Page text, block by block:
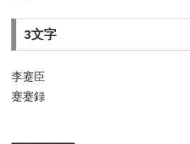
3文字
李蹇臣
蹇蹇録